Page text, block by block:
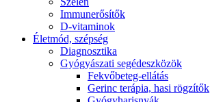
Immunerősítők
D-vitaminok
Életmód, szépség
Diagnosztika
Gyógyászati segédeszközök
Fekvőbeteg-ellátás
Gerinc terápia, hasi rögzítők